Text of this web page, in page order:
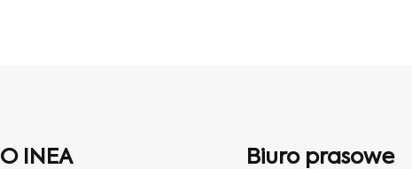
O INEA Biuro prasowe